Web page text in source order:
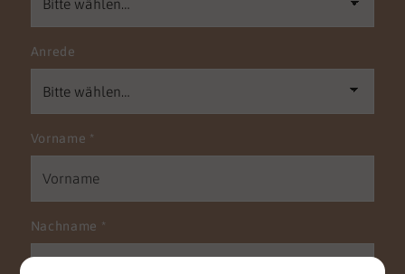
Anrede
Vorname *
Nachname *